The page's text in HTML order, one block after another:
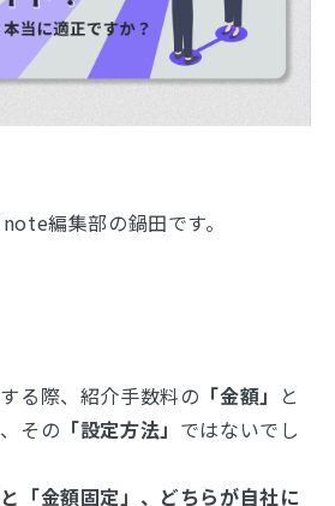
編集部の鍋田です。
る際、紹介手数料の 「金額」 と
その 「設定方法」 ではないでし
「金額固定」、どちらが自社に